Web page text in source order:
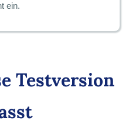
ein.
Testversion